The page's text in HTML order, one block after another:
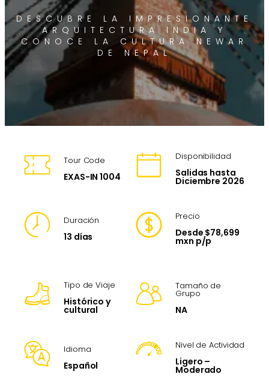
DESCUBRE LA IMPRESIONANTE
ARQUITECTURA INDIA Y
CONOCE LA CULTURA NEWAR
DE NEPAL
Tour Code
EXAS-IN 1004
Disponibilidad
Salidas hasta
Diciembre 2026
Duración
13 días
Precio
Desde $78,699
mxn p/p
Tipo de Viaje
Histórico y
cultural
Tamaño de
Grupo
NA
Idioma
Español
Nivel de Actividad
Ligero –
Moderado